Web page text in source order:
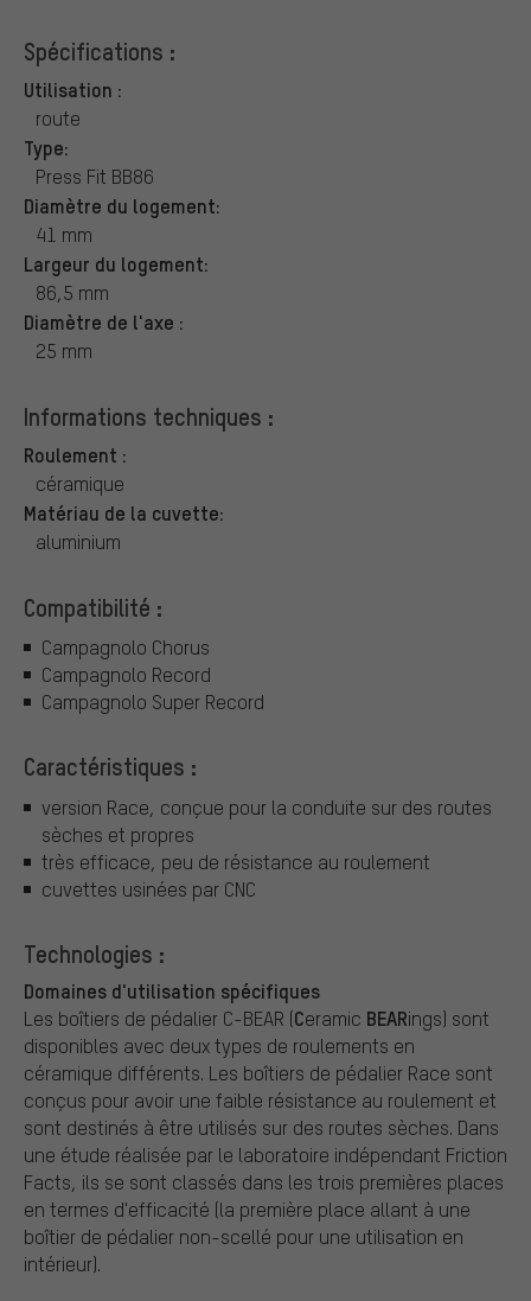
Spécifications :
Utilisation :
route
Type:
Press Fit BB86
Diamètre du logement:
41 mm
Largeur du logement:
86,5 mm
Diamètre de l'axe :
25 mm
Informations techniques :
Roulement :
céramique
Matériau de la cuvette:
aluminium
Compatibilité :
Campagnolo Chorus
Campagnolo Record
Campagnolo Super Record
Caractéristiques :
version Race, conçue pour la conduite sur des routes
sèches et propres
très efficace, peu de résistance au roulement
cuvettes usinées par CNC
Technologies :
Domaines d'utilisation spécifiques
Les boîtiers de pédalier C-BEAR (Ceramic BEARings) sont
disponibles avec deux types de roulements en
céramique différents. Les boîtiers de pédalier Race sont
conçus pour avoir une faible résistance au roulement et
sont destinés à être utilisés sur des routes sèches. Dans
une étude réalisée par le laboratoire indépendant Friction
Facts, ils se sont classés dans les trois premières places
en termes d'efficacité (la première place allant à une
boîtier de pédalier non-scellé pour une utilisation en
intérieur).